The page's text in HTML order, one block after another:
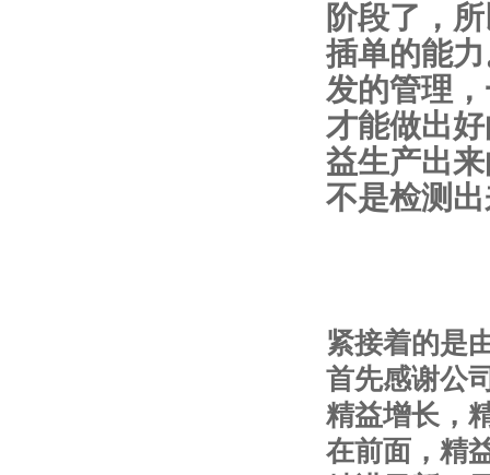
阶段了，
插单的能
发的管理
才能做出
益生产出
不是检测
紧接着的是
首先感谢公
精益增长，
在前面，精